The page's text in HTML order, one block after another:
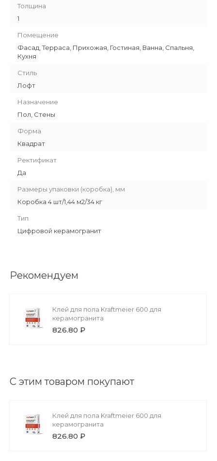
Толщина
1
Помещение
Фасад, Терраса, Прихожая, Гостиная, Ванна, Спальня,
Кухня
Стиль
Лофт
Назначение
Пол, Стены
Форма
Квадрат
Ректификат
Да
Размеры упаковки (коробка), мм
Коробка 4 шт/1,44 м2/34 кг
Тип
Цифровой керамогранит
Рекомендуем
Клей для пола Kraftmeier 600 для
керамогранита
826.80 ₽
С этим товаром покупают
Клей для пола Kraftmeier 600 для
керамогранита
826.80 ₽